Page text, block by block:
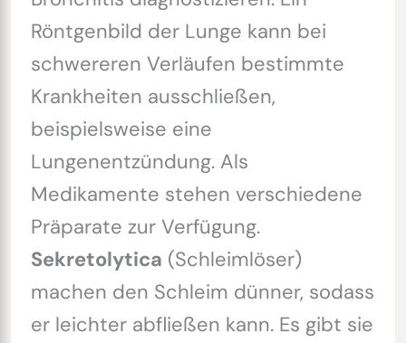
Röntgenbild der Lunge kann bei
schwereren Verläufen bestimmte
Krankheiten ausschließen,
beispielsweise eine
Lungenentzündung. Als
Medikamente stehen verschiedene
Präparate zur Verfügung.
Sekretolytica (Schleimlöser)
machen den Schleim dünner, sodass
er leichter abfließen kann. Es gibt sie